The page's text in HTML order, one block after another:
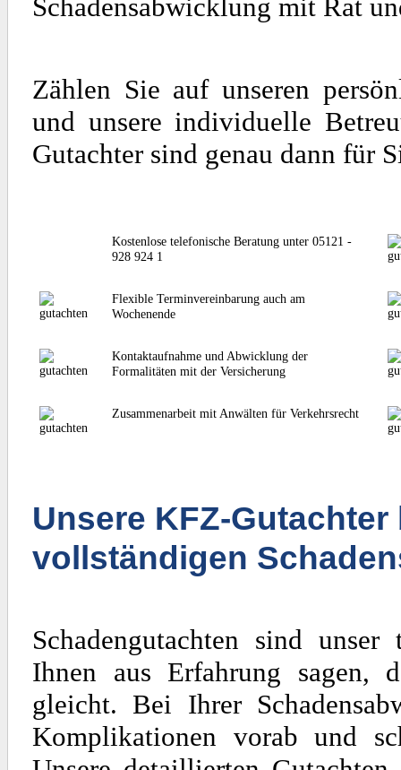
Schadensabwicklung mit Rat
Zählen Sie auf unseren
und unsere individuelle
Gutachter sind genau dann für
Kostenlose telefonische Beratung unter 05121 -
928 924 1
Flexible Terminvereinbarung auch am
Wochenende
Kontaktaufnahme und Abwicklung der
Formalitäten mit der Versicherung
Zusammenarbeit mit Anwälten für Verkehrsrecht
Unsere KFZ-
vollständigen
Schadengutachten sind
Ihnen aus Erfahrung sagen,
gleicht. Bei Ihrer
Komplikationen vorab und